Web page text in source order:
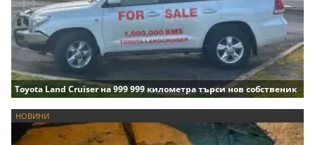
Toyota Land Cruiser на 999 999 километра търси нов собственик
НОВИНИ